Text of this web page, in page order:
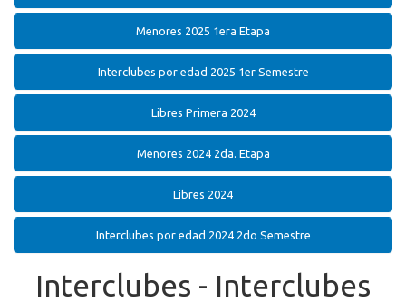
Menores 2025 1era Etapa
Interclubes por edad 2025 1er Semestre
Libres Primera 2024
Menores 2024 2da. Etapa
Libres 2024
Interclubes por edad 2024 2do Semestre
Interclubes - Interclubes